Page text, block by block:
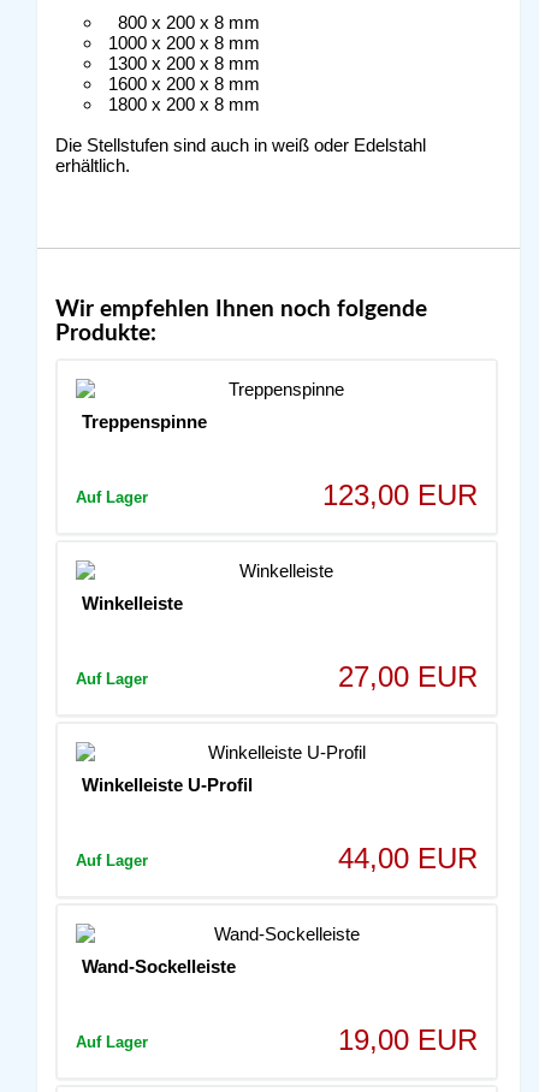
800 x 200 x 8 mm
1000 x 200 x 8 mm
1300 x 200 x 8 mm
1600 x 200 x 8 mm
1800 x 200 x 8 mm
Die Stellstufen sind auch in weiß oder Edelstahl
erhältlich.
Wir empfehlen Ihnen noch folgende
Produkte:
Treppenspinne
Auf Lager 123,00 EUR
Winkelleiste
Auf Lager 27,00 EUR
Winkelleiste U-Profil
Auf Lager 44,00 EUR
Wand-Sockelleiste
Auf Lager 19,00 EUR